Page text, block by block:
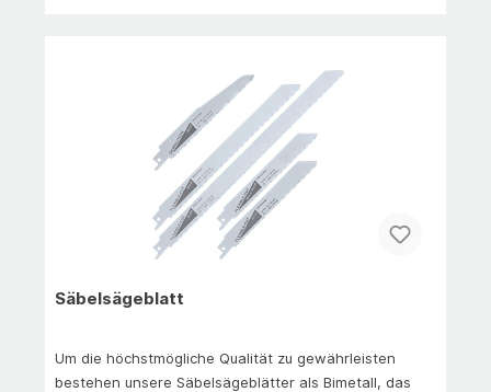
Säbelsägeblatt
Um die höchstmögliche Qualität zu gewährleisten
bestehen unsere Säbelsägeblätter als Bimetall, das